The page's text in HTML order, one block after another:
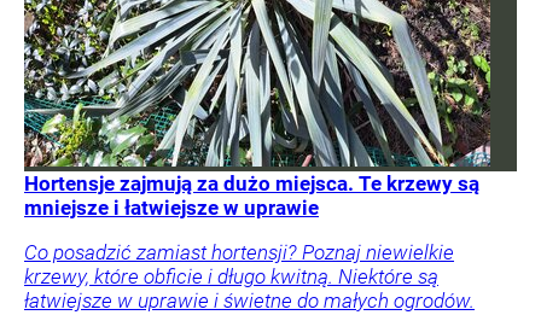
Hortensje zajmują za dużo miejsca. Te krzewy są
mniejsze i łatwiejsze w uprawie
Co posadzić zamiast hortensji? Poznaj niewielkie
krzewy, które obficie i długo kwitną. Niektóre są
łatwiejsze w uprawie i świetne do małych ogrodów.